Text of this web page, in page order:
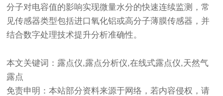
分子对电容值的影响实现微量水分的快速连续监测，常
见传感器类型包括进口氧化铝或高分子薄膜传感器，并
结合数字处理技术提升分析准确性。
本文关键词：露点仪,露点分析仪,在线式露点仪,天然气
露点
免责申明：本站部分资料来源于网络，若内容侵权，请